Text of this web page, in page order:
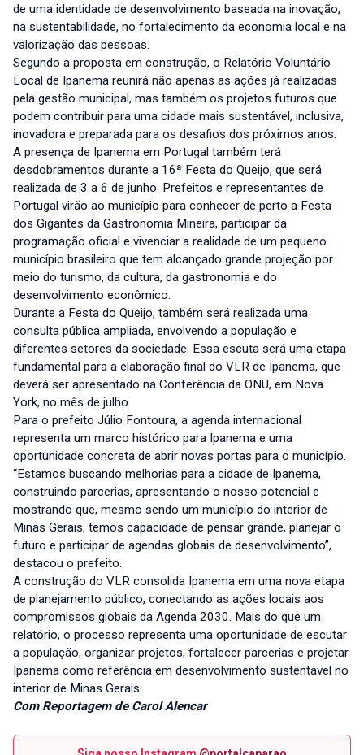
de uma identidade de desenvolvimento baseada na inovação,
na sustentabilidade, no fortalecimento da economia local e na
valorização das pessoas.
Segundo a proposta em construção, o Relatório Voluntário
Local de Ipanema reunirá não apenas as ações já realizadas
pela gestão municipal, mas também os projetos futuros que
podem contribuir para uma cidade mais sustentável, inclusiva,
inovadora e preparada para os desafios dos próximos anos.
A presença de Ipanema em Portugal também terá
desdobramentos durante a 16ª Festa do Queijo, que será
realizada de 3 a 6 de junho. Prefeitos e representantes de
Portugal virão ao município para conhecer de perto a Festa
dos Gigantes da Gastronomia Mineira, participar da
programação oficial e vivenciar a realidade de um pequeno
município brasileiro que tem alcançado grande projeção por
meio do turismo, da cultura, da gastronomia e do
desenvolvimento econômico.
Durante a Festa do Queijo, também será realizada uma
consulta pública ampliada, envolvendo a população e
diferentes setores da sociedade. Essa escuta será uma etapa
fundamental para a elaboração final do VLR de Ipanema, que
deverá ser apresentado na Conferência da ONU, em Nova
York, no mês de julho.
Para o prefeito Júlio Fontoura, a agenda internacional
representa um marco histórico para Ipanema e uma
oportunidade concreta de abrir novas portas para o município.
“Estamos buscando melhorias para a cidade de Ipanema,
construindo parcerias, apresentando o nosso potencial e
mostrando que, mesmo sendo um município do interior de
Minas Gerais, temos capacidade de pensar grande, planejar o
futuro e participar de agendas globais de desenvolvimento”,
destacou o prefeito.
A construção do VLR consolida Ipanema em uma nova etapa
de planejamento público, conectando as ações locais aos
compromissos globais da Agenda 2030. Mais do que um
relatório, o processo representa uma oportunidade de escutar
a população, organizar projetos, fortalecer parcerias e projetar
Ipanema como referência em desenvolvimento sustentável no
interior de Minas Gerais.
Com Reportagem de Carol Alencar